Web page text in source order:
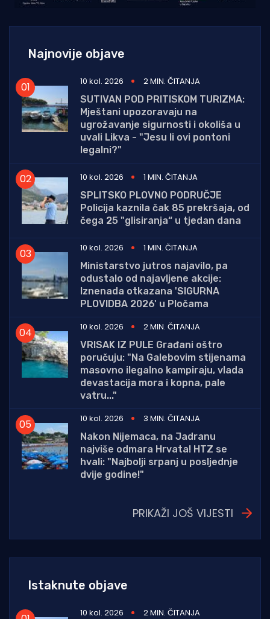
Najnovije objave
10 kol. 2026
2 MIN. ČITANJA
SUTIVAN POD PRITISKOM TURIZMA:
Mještani upozoravaju na
ugrožavanje sigurnosti i okoliša u
uvali Likva - "Jesu li ovi pontoni
legalni?"
10 kol. 2026
1 MIN. ČITANJA
SPLITSKO PLOVNO PODRUČJE
Policija kaznila čak 85 prekršaja, od
čega 25 "glisiranja“ u tjedan dana
10 kol. 2026
1 MIN. ČITANJA
Ministarstvo jutros najavilo, pa
odustalo od najavljene akcije:
Iznenada otkazana 'SIGURNA
PLOVIDBA 2026' u Pločama
10 kol. 2026
2 MIN. ČITANJA
VRISAK IZ PULE Građani oštro
poručuju: "Na Galebovim stijenama
masovno ilegalno kampiraju, vlada
devastacija mora i kopna, pale
vatru..."
10 kol. 2026
3 MIN. ČITANJA
Nakon Nijemaca, na Jadranu
najviše odmara Hrvata! HTZ se
hvali: "Najbolji srpanj u posljednje
dvije godine!"
PRIKAŽI JOŠ VIJESTI
Istaknute objave
10 kol. 2026
2 MIN. ČITANJA